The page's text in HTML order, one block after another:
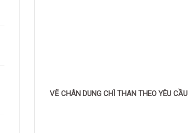
VẼ CHÂN DUNG CHÌ THAN THEO YÊU CẦU